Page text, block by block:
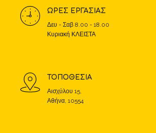
ΩΡΕΣ ΕΡΓΑΣΙΑΣ
Δευ - Σαβ 8.00 - 18.00
Κυριακή ΚΛΕΙΣΤΑ
ΤΟΠΟΘΕΣΙΑ
Αισχύλου 15,
Αθήνα, 10554